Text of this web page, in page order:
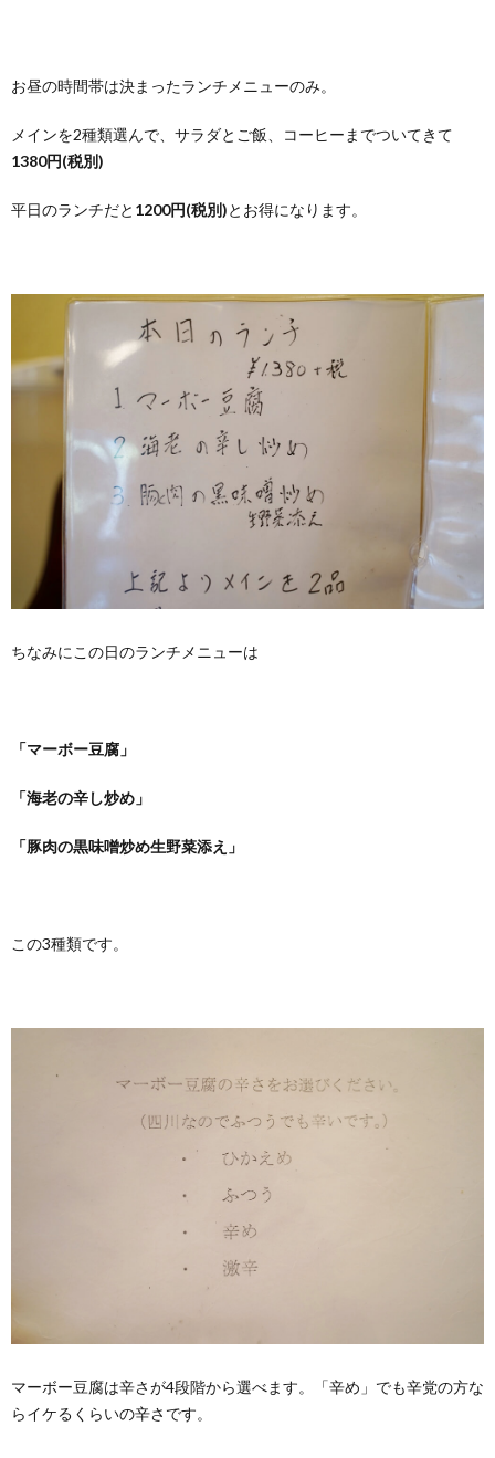
お昼の時間帯は決まったランチメニューのみ。
メインを2種類選んで、サラダとご飯、コーヒーまでついてきて
1380円(税別)
平日のランチだと 1200円(税別)とお得になります。
ちなみにこの日のランチメニューは
「マーボー豆腐」
「海老の辛し炒め」
「豚肉の黒味噌炒め生野菜添え」
この3種類です。
マーボー豆腐は辛さが4段階から選べます。「辛め」でも辛党の方な
らイケるくらいの辛さです。